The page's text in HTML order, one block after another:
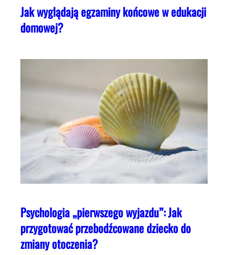
Jak wyglądają egzaminy końcowe w edukacji
domowej?
Psychologia „pierwszego wyjazdu”: Jak
przygotować przebodźcowane dziecko do
zmiany otoczenia?